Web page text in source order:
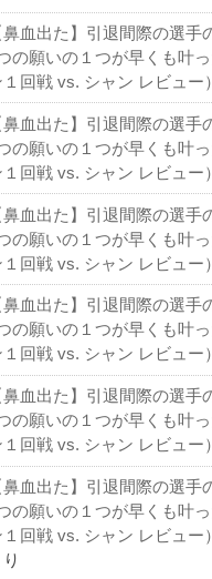
鼻血出た】引退間際の選手
の願いの１つが早くも叶
回戦 vs. シャン レビュー）
鼻血出た】引退間際の選手
の願いの１つが早くも叶
回戦 vs. シャン レビュー）
鼻血出た】引退間際の選手
の願いの１つが早くも叶
回戦 vs. シャン レビュー）
鼻血出た】引退間際の選手
の願いの１つが早くも叶
回戦 vs. シャン レビュー）
鼻血出た】引退間際の選手
の願いの１つが早くも叶
回戦 vs. シャン レビュー）
鼻血出た】引退間際の選手
の願いの１つが早くも叶
回戦 vs. シャン レビュー）